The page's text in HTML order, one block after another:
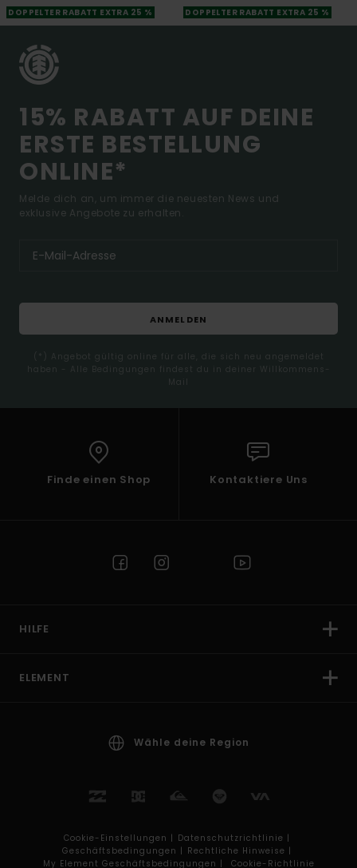
DOPPELTER RABATT EXTRA 25 %
DOPPELTER RABATT EXTRA 25 %
15% RABATT AUF DEINE
ERSTE BESTELLUNG
ONLINE*
Melde dich an, um immer die neuesten News und
exklusive Angebote zu erhalten.
ANMELDEN
(*) Angebot gültig online für alle, die sich neu angemeldet
haben - Alle Bedingungen findest du in deiner Willkommens-
Mail
Finde einen Shop Kontaktiere Uns
HILFE
ELEMENT
Wähle deine Region
Cookie-Einstellungen | Datenschutzrichtlinie |
Geschäftsbedingungen | Rechtliche Hinweise |
My Element Geschäftsbedingungen |
Cookie-Richtlinie